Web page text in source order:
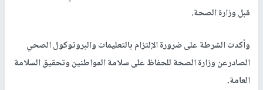
قبل وزارة الصحة.
وأكدت الشرطة على ضرورة الإلتزام بالتعليمات والبروتوكول الصحي
الصادرعن وزارة الصحة للحفاظ على سلامة المواطنين وتحقيق السلامة
العامة.